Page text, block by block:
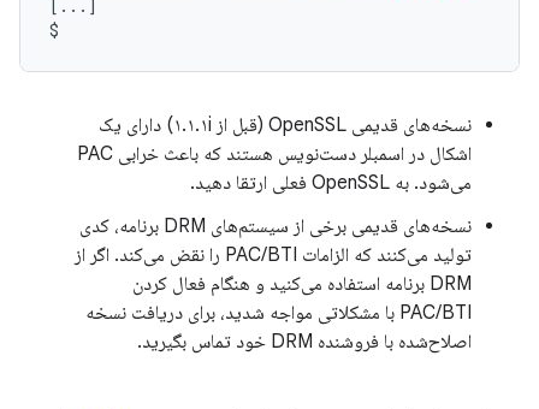
[...]
نسخه‌های قدیمی OpenSSL (قبل از ۱.۱.۱i) دارای یک
اشکال در اسمبلر دست‌نویس هستند که باعث خرابی PAC
می‌شود. به OpenSSL فعلی ارتقا دهید.
نسخه‌های قدیمی برخی از سیستم‌های DRM برنامه، کدی
تولید می‌کنند که الزامات PAC/BTI را نقض می‌کند. اگر از
DRM برنامه استفاده می‌کنید و هنگام فعال کردن
PAC/BTI با مشکلاتی مواجه شدید، برای دریافت نسخه
اصلاح‌شده با فروشنده DRM خود تماس بگیرید.